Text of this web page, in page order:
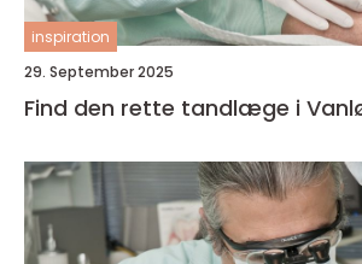
inspiration
29. September 2025
Find den rette tandlæge i